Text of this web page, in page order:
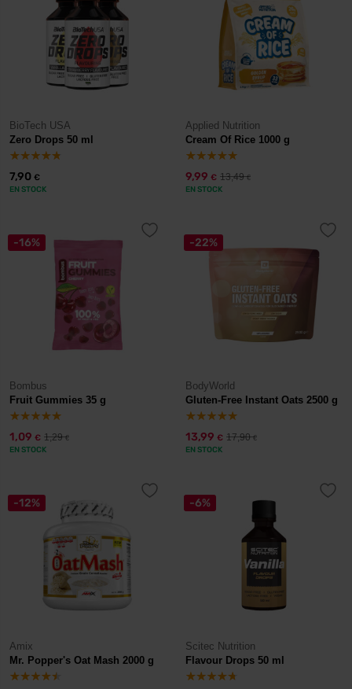
BioTech USA
Zero Drops 50 ml
7,90 €
EN STOCK
Applied Nutrition
Cream Of Rice 1000 g
9,99 € 13,49€
EN STOCK
-16%
Bombus
Fruit Gummies 35 g
1,09 € 1,29€
EN STOCK
-22%
BodyWorld
Gluten-Free Instant Oats 2500 g
13,99 € 17,90€
EN STOCK
-12%
Amix
Mr. Popper's Oat Mash 2000 g
-6%
Scitec Nutrition
Flavour Drops 50 ml